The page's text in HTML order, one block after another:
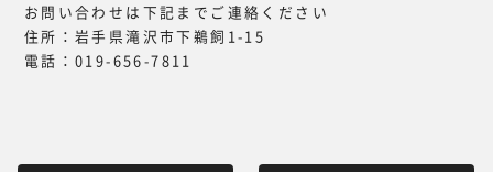
お問い合わせは下記までご連絡ください
住所：岩手県滝沢市下鵜飼1-15
電話：019-656-7811